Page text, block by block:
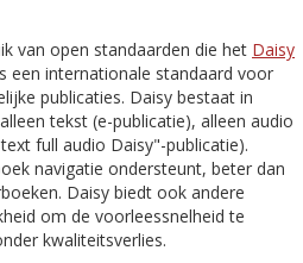
van open standaarden die het Daisy
een internationale standaard voor
publicaties. Daisy bestaat in
tekst (e-publicatie), alleen audio
full audio Daisy"-publicatie).
navigatie ondersteunt, beter dan
Daisy biedt ook andere
om de voorleessnelheid te
kwaliteitsverlies.